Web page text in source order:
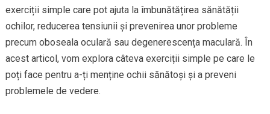
exerciții simple care pot ajuta la îmbunătățirea sănătății
ochilor, reducerea tensiunii și prevenirea unor probleme
precum oboseala oculară sau degenerescența maculară. În
acest articol, vom explora câteva exerciții simple pe care le
poți face pentru a-ți menține ochii sănătoși și a preveni
problemele de vedere.